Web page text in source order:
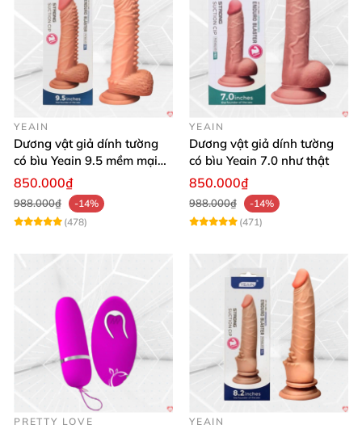
YEAIN
Dương vật giả dính tường
có bìu Yeain 9.5 mềm mại
thật
850.000₫
988.000₫
-14%
(478)
YEAIN
Dương vật giả dính tường
có bìu Yeain 7.0 như thật
850.000₫
988.000₫
-14%
(471)
PRETTY LOVE YEAIN